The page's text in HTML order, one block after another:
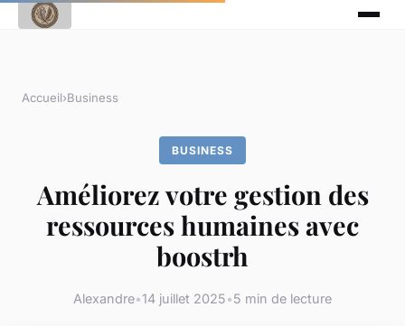
Accueil›Business
BUSINESS
Améliorez votre gestion des
ressources humaines avec
boostrh
Alexandre•14 juillet 2025•5 min de lecture